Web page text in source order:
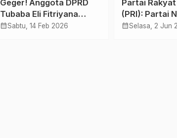
Geger! Anggota DPRD
Tubaba Eli Fitriyana
Resmi Jadi Tersangka
calendar_monthSabtu, 14 Feb 2026
Partai
(PRI): Partai
Religius
calendar_monthSelasa, 2 Jun